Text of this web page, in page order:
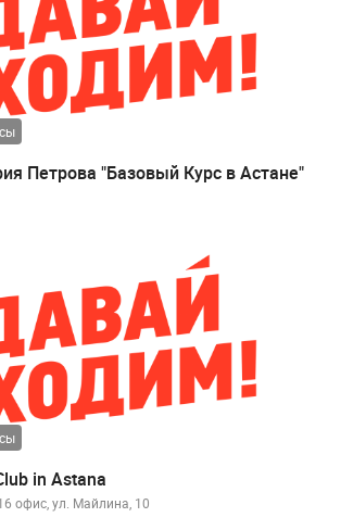
Петрова "Базовый Курс в Астане"
in Astana
офис, ул. Майлина, 10